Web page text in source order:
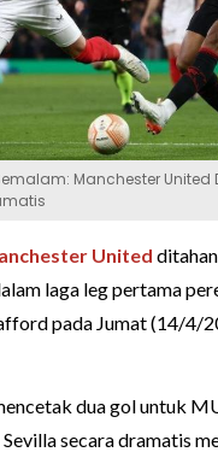
Manchester
United
laga leg pertama
pada Jumat (14/4/
dua gol untuk
secara dramatis